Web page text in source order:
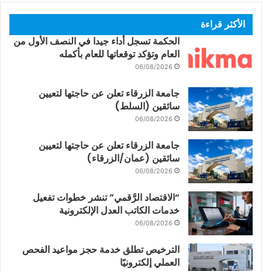
الأكثر قراءة
الحكمة تسجل أداء جيدا في النصف الأول من
العام وتؤكد توقعاتها للعام بأكمله
06/08/2026
جامعة الزرقاء تعلن عن حاجتها لتعيين
سائقين (السلط)
06/08/2026
جامعة الزرقاء تعلن عن حاجتها لتعيين
سائقين (عمان/الزرقاء)
06/08/2026
“الاقتصاد الرَّقمي” تنشر خطوات تفعيل
خدمات الكاتب العدل الإلكترونية
06/08/2026
الترخيص تطلق خدمة حجز مواعيد الفحص
العملي إلكترونيًا